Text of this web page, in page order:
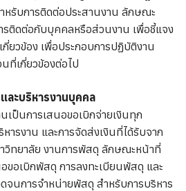
หรับการติดต่อประสานงาน ลักษณะ
รติดต่อกับบุคคลหรือส่วนงาน เพื่อชี้แจง
ยวข้อง เพื่อประกอบการปฏิบัติงาน
ที่เกี่ยวข้องต่อไป
ละบริหารงานบุคคล
ป็นการเสนอขอเบิกจ่ายเงินทุก
หารงาน และการจัดส่งเงินที่ได้รับจาก
วิทยาลัย งานการพัสดุ ลักษณะหน้าที่
ขอเบิกพัสดุ การลงทะเบียนพัสดุ และ
จนการจำหน่ายพัสดุ สำหรับการบริหาร